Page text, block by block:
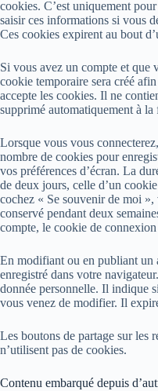
cookies. C’est uniquement
saisir ces informations si vous
Ces cookies expirent au bout
Si vous avez un compte et que
cookie temporaire sera créé
accepte les cookies. Il ne
supprimé automatiquement à
Lorsque vous vous
nombre de cookies pour
vos préférences d’écran. La
de deux jours, celle d’un
cochez « Se souvenir de moi
conservé pendant deux
compte, le cookie de connexion
En modifiant ou en publiant un
enregistré dans votre
donnée personnelle. Il indique
vous venez de modifier. Il
Les boutons de partage sur les
n’utilisent pas de cookies.
Contenu embarqué depuis